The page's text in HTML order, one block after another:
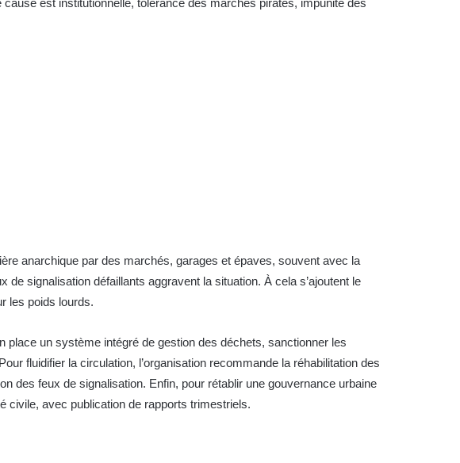
anarchique par des marchés, garages et épaves, souvent avec la
signalisation défaillants aggravent la situation. À cela s’ajoutent le
les poids lourds.
place un système intégré de gestion des déchets, sanctionner les
fluidifier la circulation, l’organisation recommande la réhabilitation des
des feux de signalisation. Enfin, pour rétablir une gouvernance urbaine
civile, avec publication de rapports trimestriels.